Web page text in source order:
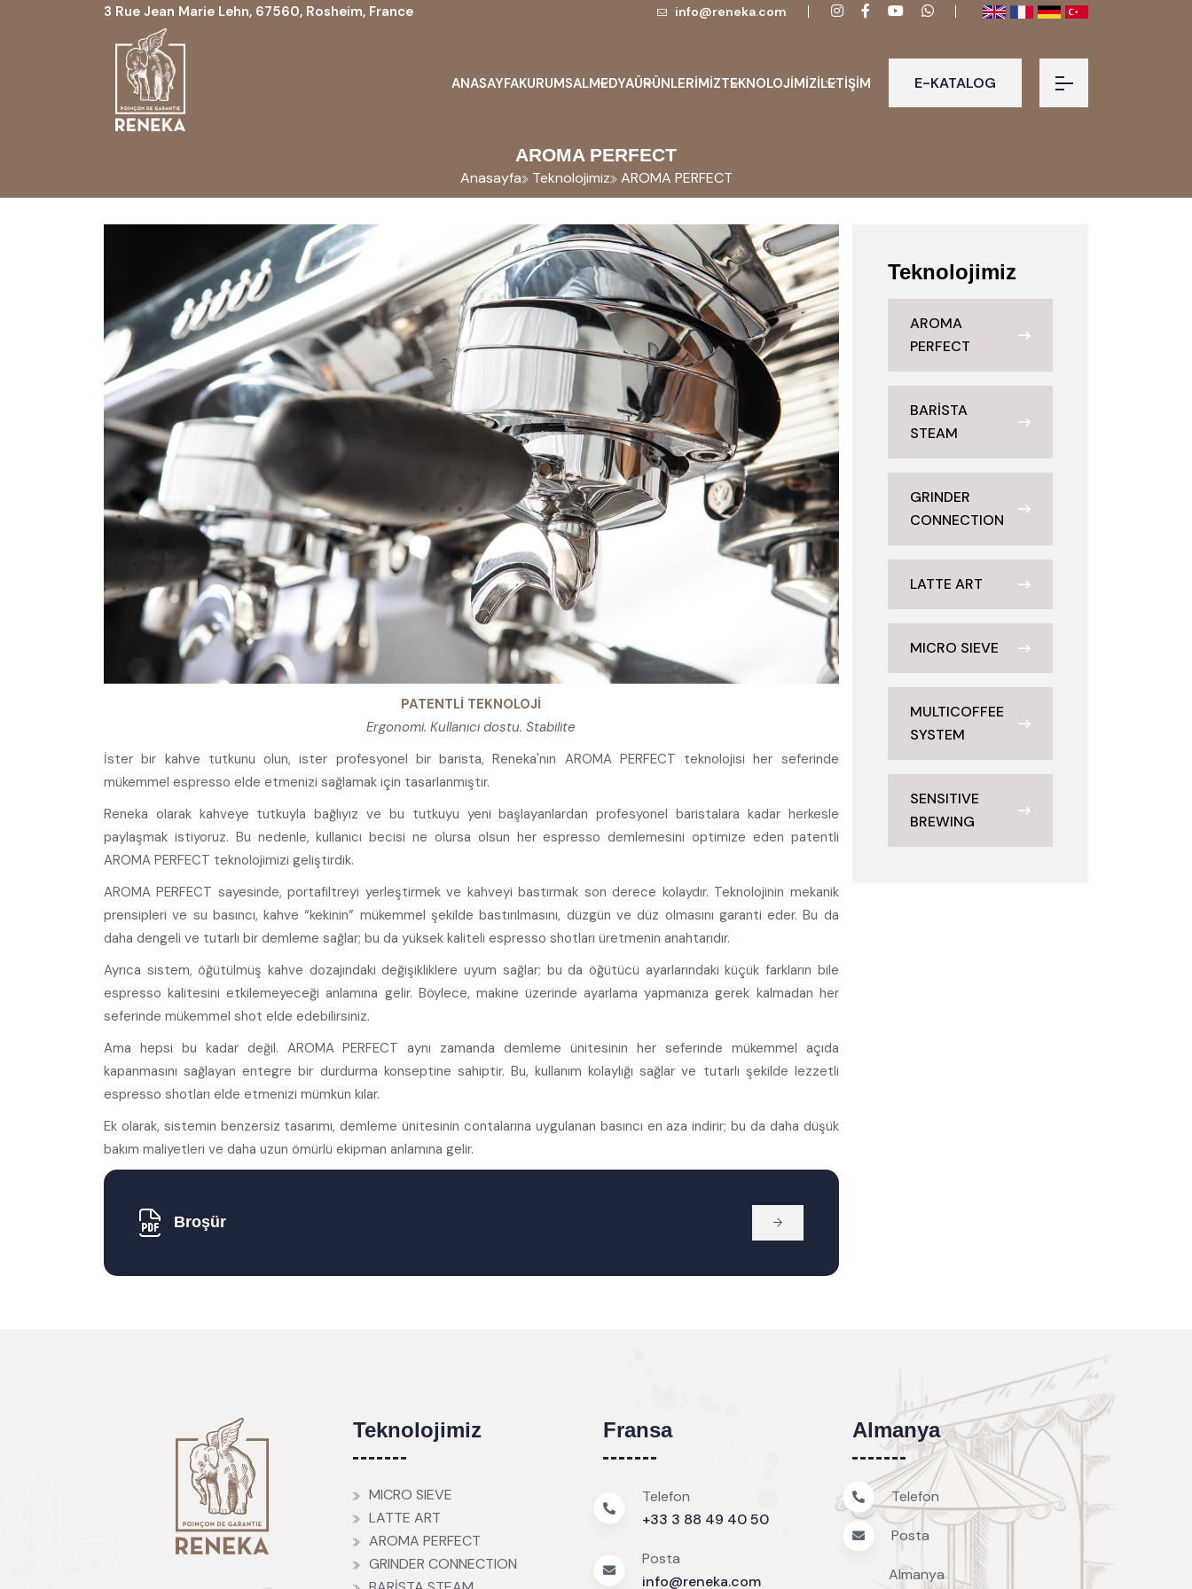
3 Rue Jean Marie Lehn, 67560, Rosheim, France info@reneka.com
ANASAYFAKURUMSALMEDYAÜRÜNLERİMİZTEKNOLOJİMİZİLETİŞİM E-KATALOG
AROMA PERFECT
Anasayfa Teknolojimiz AROMA PERFECT
PATENTLİ TEKNOLOJİ
Ergonomi. Kullanıcı dostu. Stabilite
İster bir kahve tutkunu olun, ister profesyonel bir barista, Reneka'nın AROMA PERFECT teknolojisi her seferinde
mükemmel espresso elde etmenizi sağlamak için tasarlanmıştır.
Reneka olarak kahveye tutkuyla bağlıyız ve bu tutkuyu yeni başlayanlardan profesyonel baristalara kadar herkesle
paylaşmak istiyoruz. Bu nedenle, kullanıcı becisi ne olursa olsun her espresso demlemesini optimize eden patentli
AROMA PERFECT teknolojimizi geliştirdik.
AROMA PERFECT sayesinde, portafiltreyi yerleştirmek ve kahveyi bastırmak son derece kolaydır. Teknolojinin mekanik
prensipleri ve su basıncı, kahve “kekinin” mükemmel şekilde bastırılmasını, düzgün ve düz olmasını garanti eder. Bu da
daha dengeli ve tutarlı bir demleme sağlar; bu da yüksek kaliteli espresso shotları üretmenin anahtarıdır.
Ayrıca sistem, öğütülmüş kahve dozajındaki değişikliklere uyum sağlar; bu da öğütücü ayarlarındaki küçük farkların bile
espresso kalitesini etkilemeyeceği anlamına gelir. Böylece, makine üzerinde ayarlama yapmanıza gerek kalmadan her
seferinde mükemmel shot elde edebilirsiniz.
Ama hepsi bu kadar değil. AROMA PERFECT aynı zamanda demleme ünitesinin her seferinde mükemmel açıda
kapanmasını sağlayan entegre bir durdurma konseptine sahiptir. Bu, kullanım kolaylığı sağlar ve tutarlı şekilde lezzetli
espresso shotları elde etmenizi mümkün kılar.
Ek olarak, sistemin benzersiz tasarımı, demleme ünitesinin contalarına uygulanan basıncı en aza indirir; bu da daha düşük
bakım maliyetleri ve daha uzun ömürlü ekipman anlamına gelir.
Broşür
Teknolojimiz
AROMA
PERFECT
BARİSTA
STEAM
GRINDER
CONNECTION
LATTE ART
MICRO SIEVE
MULTICOFFEE
SYSTEM
SENSITIVE
BREWING
Teknolojimiz
MICRO SIEVE
LATTE ART
AROMA PERFECT
GRINDER CONNECTION
Fransa
Telefon
+33 3 88 49 40 50
Posta
info@reneka.com
Almanya
Telefon
Posta
Almanya